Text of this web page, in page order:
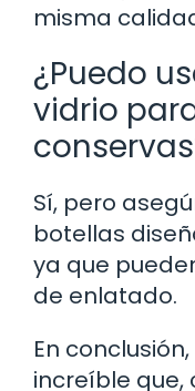
misma
¿Puedo
vidrio
Sí, pero
botellas
ya que
de enlatado.
En
increíble que,